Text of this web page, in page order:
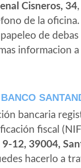
Cisneros, 34
de la oficina.
de
informacion
bancaria
fiscal
9-12, 39004,
hacerlo a